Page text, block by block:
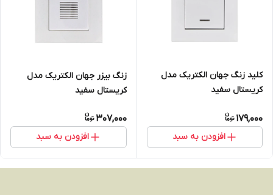
کلید زنگ جهان الکتریک مدل
کریستال سفید
179,000
افزودن به سبد
زنگ بیزر جهان الکتریک مدل
کریستال سفید
307,000
افزودن به سبد